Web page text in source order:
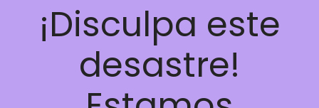
¡Disculpa este
desastre!